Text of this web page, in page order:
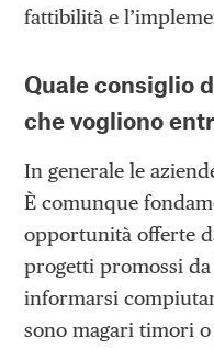
fattibilità e
Quale consiglio
che vogliono
In generale le
È comunque
opportunità offerte
progetti promossi
informarsi
sono magari timori